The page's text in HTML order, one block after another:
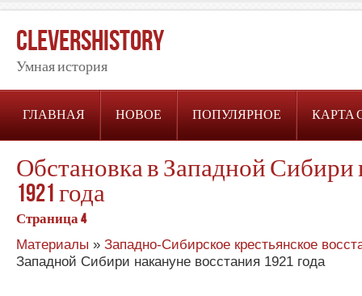
CleversHistory
Умная история
ГЛАВНАЯ НОВОЕ ПОПУЛЯРНОЕ КАРТА
Обстановка в Западной Сибири
1921 года
Страница 4
Материалы » Западно-Сибирское крестьянское
Западной Сибири накануне восстания 1921 года